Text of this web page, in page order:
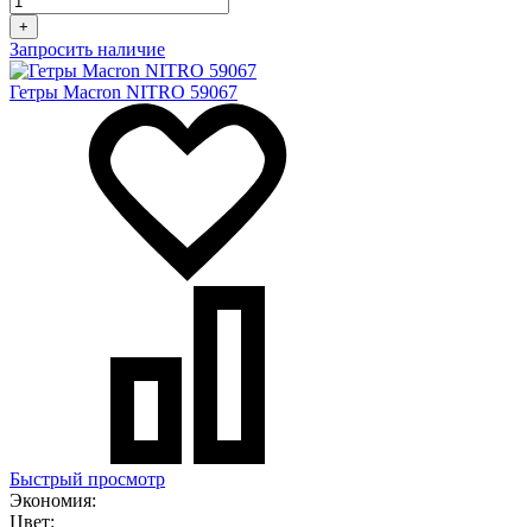
+
Запросить наличие
Гетры Macron NITRO 59067
Быстрый просмотр
Экономия:
Цвет: